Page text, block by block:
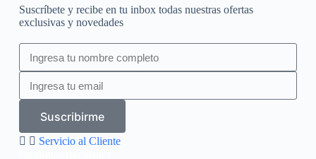
Suscríbete y recibe en tu inbox todas nuestras ofertas
exclusivas y novedades
Suscribirme
Servicio al Cliente